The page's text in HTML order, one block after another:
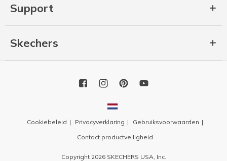
Support
Skechers
Cookiebeleid Privacyverklaring
Gebruiksvoorwaarden
Contact productveiligheid
Copyright 2026 SKECHERS USA, Inc.